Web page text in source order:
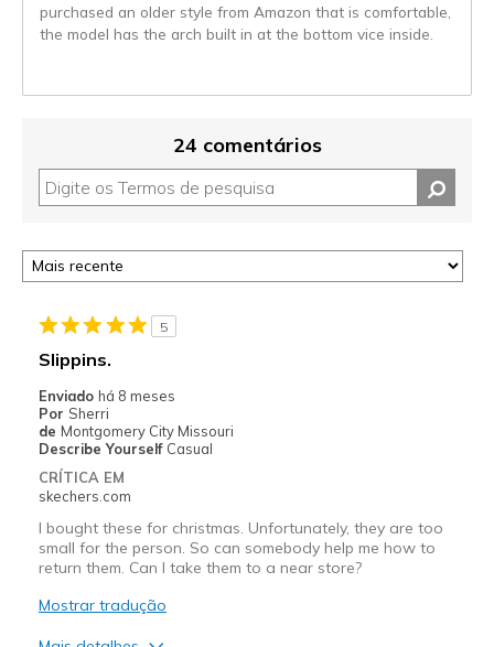
purchased an older style from Amazon that is comfortable,
the model has the arch built in at the bottom vice inside.
24 comentários
5
Slippins.
Enviado há 8 meses
Por Sherri
de Montgomery City Missouri
Describe Yourself Casual
CRÍTICA EM
skechers.com
I bought these for christmas. Unfortunately, they are too
small for the person. So can somebody help me how to
return them. Can I take them to a near store?
Mostrar tradução